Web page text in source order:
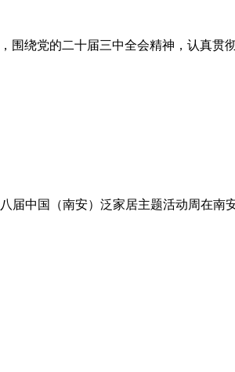
围绕党的二十届三中全会精神，认真
届中国（南安）泛家居主题活动周在